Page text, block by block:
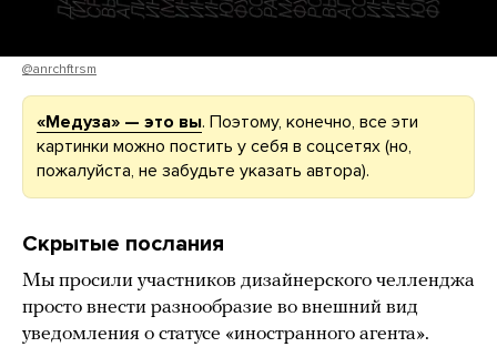
@anrchftrsm
«Медуза» — это вы. Поэтому, конечно, все эти
картинки можно постить у себя в соцсетях (но,
пожалуйста, не забудьте указать автора).
Скрытые послания
Мы просили участников дизайнерского челленджа
просто внести разнообразие во внешний вид
уведомления о статусе «иностранного агента».